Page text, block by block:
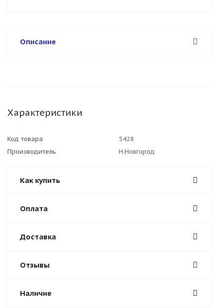
Описание
Характеристики
Код товара
5428
Производитель
Н.Новгород
Как купить
Оплата
Доставка
Отзывы
Наличие